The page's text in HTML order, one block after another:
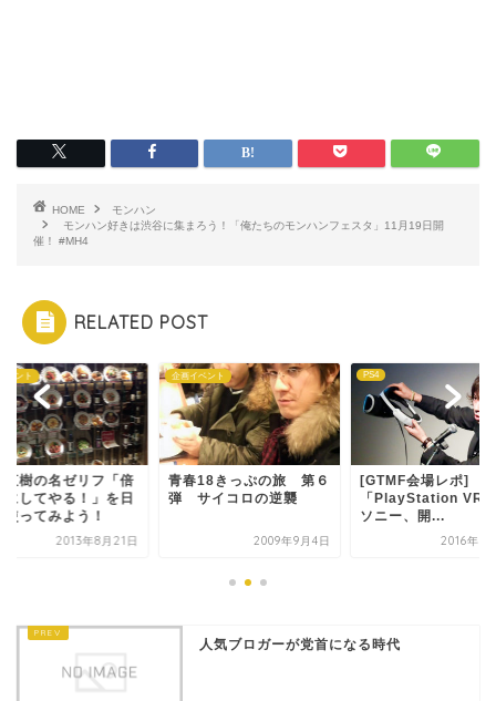
HOME
モンハン
モンハン好きは渋谷に集まろう！「俺たちのモンハンフェスタ」11月19日開
催！ #MH4
RELATED POST
ベント
直樹の名ゼリフ「倍
にしてやる！」を日
使ってみよう！
2013年8月21日
企画イベント
青春18きっぷの旅 第６
弾 サイコロの逆襲
2009年9月4日
PS4
[GTMF会場レポ]
「PlayStation VR
ソニー、開...
2016年7
人気ブロガーが党首になる時代